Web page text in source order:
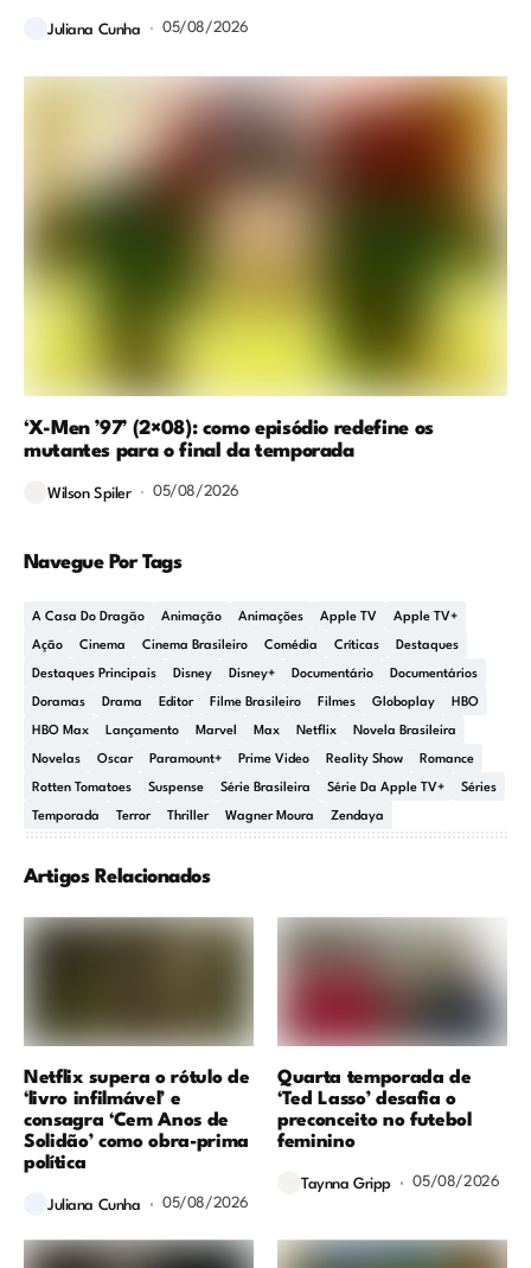
Juliana Cunha 05/08/2026
‘X-Men ’97’ (2×08): como episódio redefine os
mutantes para o final da temporada
Wilson Spiler 05/08/2026
Navegue Por Tags
A Casa Do Dragão Animação Animações Apple TV Apple TV+
Ação Cinema Cinema Brasileiro Comédia Críticas Destaques
Destaques Principais Disney Disney+ Documentário Documentários
Doramas Drama Editor Filme Brasileiro Filmes Globoplay HBO
HBO Max Lançamento Marvel Max Netflix Novela Brasileira
Novelas Oscar Paramount+ Prime Video Reality Show Romance
Rotten Tomatoes Suspense Série Brasileira Série Da Apple TV+ Séries
Temporada Terror Thriller Wagner Moura Zendaya
Artigos Relacionados
Netflix supera o rótulo de
‘livro infilmável’ e
consagra ‘Cem Anos de
Solidão’ como obra-prima
política
Juliana Cunha 05/08/2026
Quarta temporada de
‘Ted Lasso’ desafia o
preconceito no futebol
feminino
Taynna Gripp 05/08/2026